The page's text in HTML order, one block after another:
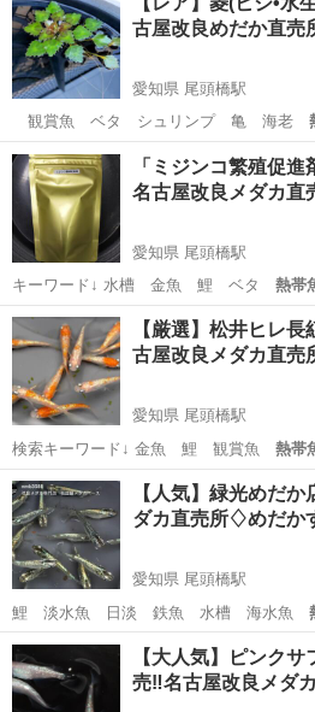
古屋改良めだか直
愛知県 尾頭橋駅
観賞魚 ベタ シュリンプ 亀 海老
日淡 淡水魚 爬虫類…
愛知 名古屋市 尾頭橋駅 その
「ミジンコ繁殖促
名古屋改良メダカ直
愛知県 尾頭橋駅
キーワード↓ 水槽 金魚 鯉 ベタ 熱帯
オンテトラ グ…
愛知 名古屋市 尾頭橋駅 ペット
【厳選】松井ヒレ
古屋改良メダカ直
愛知県 尾頭橋駅
検索キーワード↓ 金魚 鯉 観賞魚 熱帯
淡水魚 鉄魚 ベ…
愛知 名古屋市 尾頭橋駅 ペッ
【人気】緑光めだ
ダカ直売所♢めだか
愛知県 尾頭橋駅
鯉 淡水魚 日淡 鉄魚 水槽 海水魚
水草 ビオトープ ア…
愛知 名古屋市 尾頭橋駅 その
【大人気】ピンク
売‼️名古屋改良メダ